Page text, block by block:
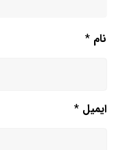
نام *
ایمیل *